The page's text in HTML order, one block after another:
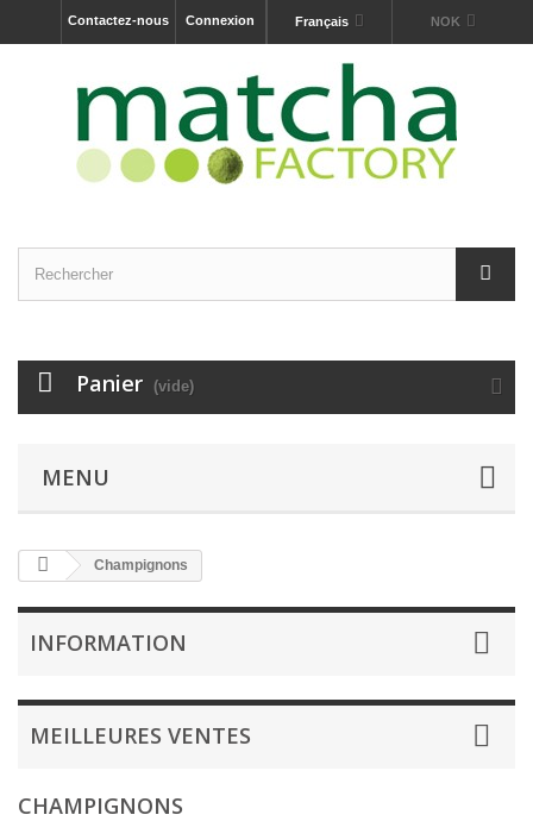
NOK
Français
Connexion
Contactez-nous
Panier (vide)
MENU
Champignons
INFORMATION
MEILLEURES VENTES
CHAMPIGNONS